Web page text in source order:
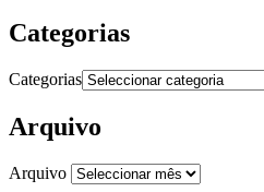
Categorias
Categorias
Arquivo
Arquivo